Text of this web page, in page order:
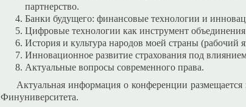
партнерство.
Банки будущего: финансовые технологии и
Цифровые технологии как инструмент
История и культура народов моей страны (рабочий
Инновационное развитие страхования под
Актуальные вопросы современного права.
Актуальная информация о конференции
Финуниверситета.